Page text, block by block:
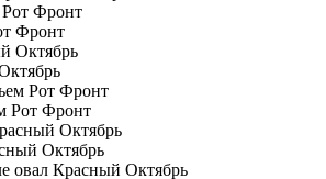
Фронт
Рот Фронт
Октябрь